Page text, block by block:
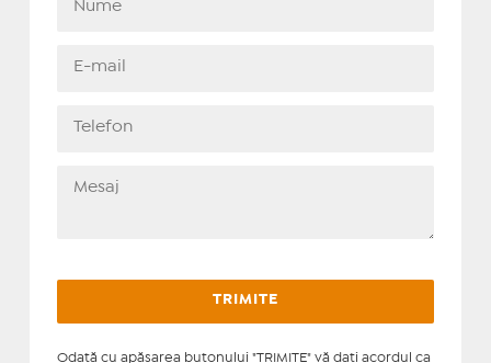
Odată cu apăsarea butonului "TRIMITE" vă daţi acordul ca